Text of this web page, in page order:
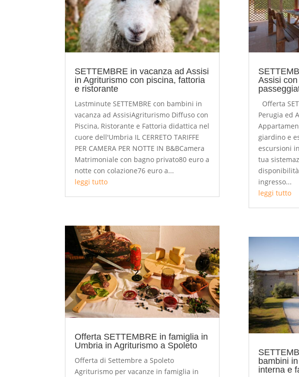
SETTEMBRE in vacanza ad Assisi
in Agriturismo con piscina, fattoria
e ristorante
Lastminute SETTEMBRE con bambini in
vacanza ad AssisiAgriturismo Diffuso con
Piscina, Ristorante e Fattoria didattica nel
cuore dell'Umbria IL CERRETO TARIFFE
PER CAMERA PER NOTTE IN B&BCamera
Matrimoniale con bagno privato80 euro a
notte con colazione76 euro a...
leggi tutto
Offerta SETTEMBRE in famiglia in
Umbria in Agriturismo a Spoleto
Offerta di Settembre a Spoleto
Agriturismo per vacanze in famiglia in
Assisi
Offerta
Perugia ed
giardino e
escursioni
tua
ingresso...
leggi tutto
bambini
interna e